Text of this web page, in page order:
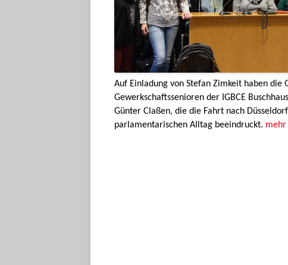
Auf Einladung von Stefan Zimkeit haben die
Gewerkschaftssenioren der IGBCE
Günter Claßen, die die Fahrt nach
parlamentarischen Alltag beeindruckt.